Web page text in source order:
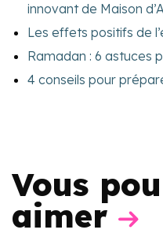
innovant de Maison
Les effets positifs de
Ramadan : 6 astuces
4 conseils pour
Vous
aimer